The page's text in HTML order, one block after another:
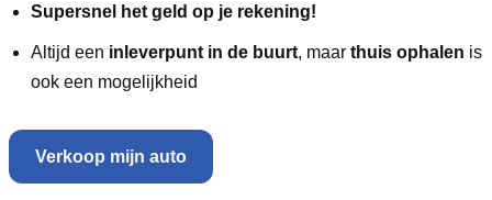
Supersnel het geld op je rekening!
Altijd een inleverpunt in de buurt, maar thuis ophalen is
ook een mogelijkheid
Verkoop mijn auto